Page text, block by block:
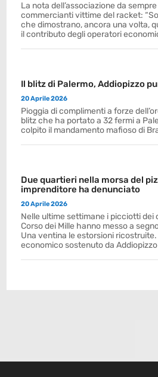
La nota dell’associazione da
commercianti vittime del racket:
che dimostrano, ancora una volta,
il contributo degli operatori
Il blitz di Palermo, Addiopizzo
20 Aprile 2026
Pioggia di complimenti a forze
blitz che ha portato a 32 fermi a
colpito il mandamento mafioso di
Due quartieri nella morsa del
imprenditore ha denunciato
20 Aprile 2026
Nelle ultime settimane i picciotti dei
Corso dei Mille hanno messo a
Una ventina le estorsioni
economico sostenuto da Addiopizzo